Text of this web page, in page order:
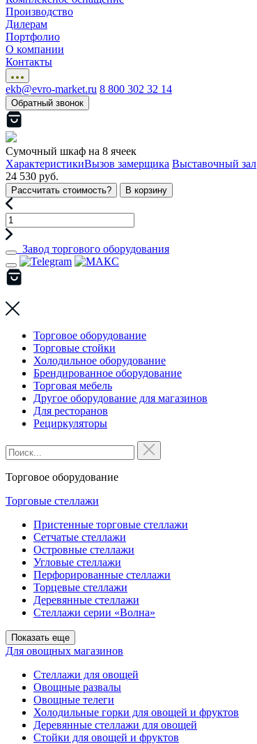
Производство
Дилерам
Портфолио
О компании
Контакты
ekb@evro-market.ru 8 800 302 32 14
Обратный звонок
Сумочный шкаф на 8 ячеек
ХарактеристикиВызов замерщика Выставочный зал
24 530 руб.
Рассчитать стоимость? В корзину
Завод торгового оборудования
Торговое оборудование
Торговые стойки
Холодильное оборудование
Брендированное оборудование
Торговая мебель
Другое оборудование для магазинов
Для ресторанов
Рециркуляторы
Торговое оборудование
Торговые стеллажи
Пристенные торговые стеллажи
Сетчатые стеллажи
Островные стеллажи
Угловые стеллажи
Перфорированные стеллажи
Торцевые стеллажи
Деревянные стеллажи
Стеллажи серии «Волна»
Показать еще
Для овощных магазинов
Стеллажи для овощей
Овощные развалы
Овощные телеги
Холодильные горки для овощей и фруктов
Деревянные стеллажи для овощей
Стойки для овощей и фруктов